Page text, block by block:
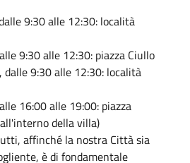
9:30 alle 12:30: località
9:30 alle 12:30: piazza Ciullo
9:30 alle 12:30: località
16:00 alle 19:00: piazza
della villa)
affinché la nostra Città sia
è di fondamentale